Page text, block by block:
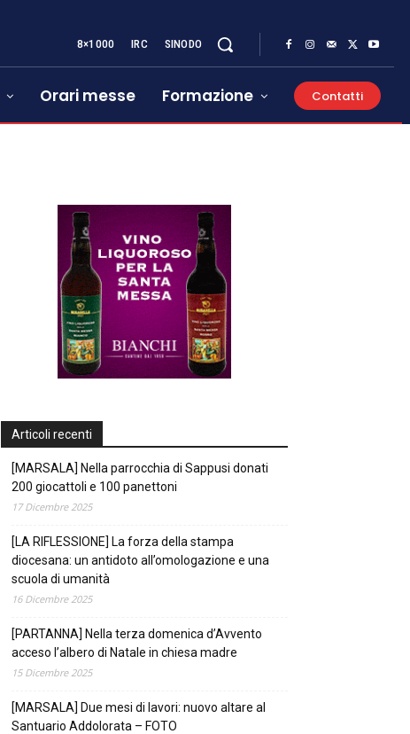
8×1000 IRC SINODO
Orari messe Formazione Contatti
Articoli recenti
[MARSALA] Nella parrocchia di Sappusi donati
200 giocattoli e 100 panettoni
17 Dicembre 2025
[LA RIFLESSIONE] La forza della stampa
diocesana: un antidoto all’omologazione e una
scuola di umanità
16 Dicembre 2025
[PARTANNA] Nella terza domenica d’Avvento
acceso l’albero di Natale in chiesa madre
15 Dicembre 2025
[MARSALA] Due mesi di lavori: nuovo altare al
Santuario Addolorata – FOTO